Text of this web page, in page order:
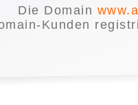
Die Domain
Kunden